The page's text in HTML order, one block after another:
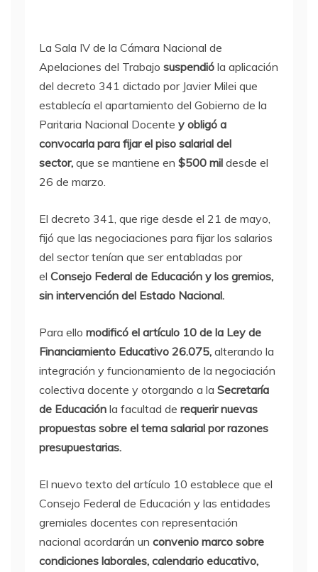
La Sala IV de la Cámara Nacional de
Apelaciones del Trabajo suspendió la aplicación
del decreto 341 dictado por Javier Milei que
establecía el apartamiento del Gobierno de la
Paritaria Nacional Docente y obligó a
convocarla para fijar el piso salarial del
sector, que se mantiene en $500 mil desde el
26 de marzo.
El decreto 341, que rige desde el 21 de mayo,
fijó que las negociaciones para fijar los salarios
del sector tenían que ser entabladas por
el Consejo Federal de Educación y los gremios,
sin intervención del Estado Nacional.
Para ello modificó el artículo 10 de la Ley de
Financiamiento Educativo 26.075, alterando la
integración y funcionamiento de la negociación
colectiva docente y otorgando a la Secretaría
de Educación la facultad de requerir nuevas
propuestas sobre el tema salarial por razones
presupuestarias.
El nuevo texto del artículo 10 establece que el
Consejo Federal de Educación y las entidades
gremiales docentes con representación
nacional acordarán un convenio marco sobre
condiciones laborales, calendario educativo,